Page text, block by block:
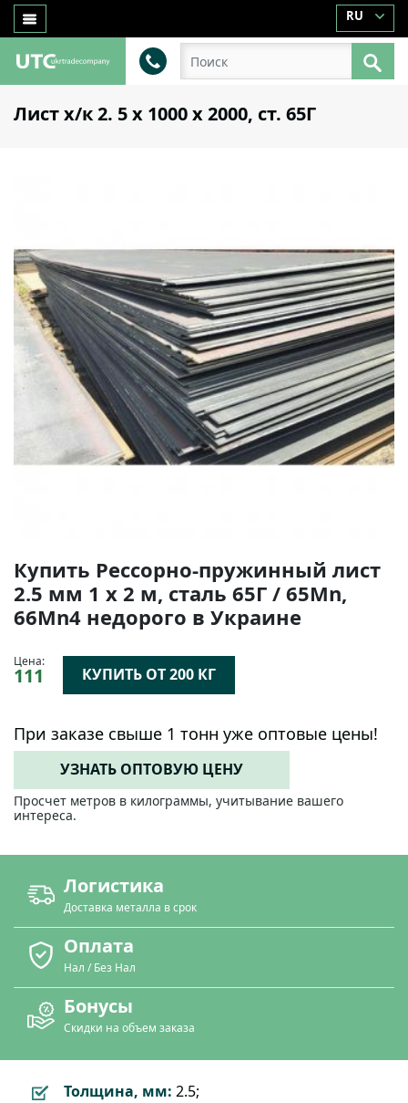
RU
Лист х/к 2. 5 х 1000 х 2000, ст. 65Г
Купить Рессорно-пружинный лист
2.5 мм 1 х 2 м, сталь 65Г / 65Mn,
66Mn4 недорого в Украине
Цена:
111 КУПИТЬ ОТ 200 КГ
При заказе свыше 1 тонн уже оптовые цены!
УЗНАТЬ ОПТОВУЮ ЦЕНУ
Просчет метров в килограммы, учитывание вашего
интереса.
Логистика
Доставка металла в срок
Оплата
Нал / Без Нал
Бонусы
Скидки на объем заказа
Толщина, мм: 2.5;